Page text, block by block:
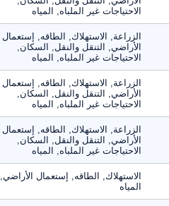
الاحتياجات غير الملباه, المياه
الزراعة, الاستهلاك, الطاقه, إستعمال
الأراضي, التنقل والنقل, السكان,
الاحتياجات غير الملباه, المياه
الزراعة, الاستهلاك, الطاقه, إستعمال
الأراضي, التنقل والنقل, السكان,
الاحتياجات غير الملباه, المياه
الزراعة, الاستهلاك, الطاقه, إستعمال
الأراضي, التنقل والنقل, السكان,
الاحتياجات غير الملباه, المياه
الاستهلاك, الطاقه, إستعمال الأراضي,
المياه